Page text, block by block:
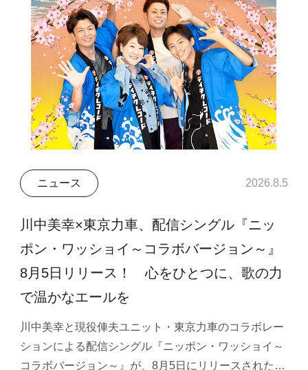
ニュース 2026.8.5
川中美幸×東京力車、配信シングル『ニッ
ポン・ワッショイ～コラボバージョン～』
8月5日リリース！ 心をひとつに、歌の力
で温かなエールを
川中美幸と現役俥夫ユニット・東京力車のコラボレー
ションによる配信シングル『ニッポン・ワッショイ～
コラボバージョン～』が、8月5日にリリースされた…